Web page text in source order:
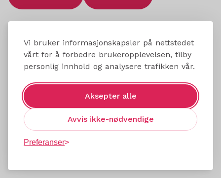
Vi bruker informasjonskapsler på nettstedet
vårt for å forbedre brukeropplevelsen, tilby
personlig innhold og analysere trafikken vår.
Aksepter alle
Avvis ikke-nødvendige
Preferanser